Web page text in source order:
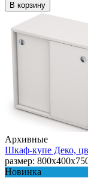
В корзину
Архивные
Шкаф-купе Деко,
размер:
Новинка